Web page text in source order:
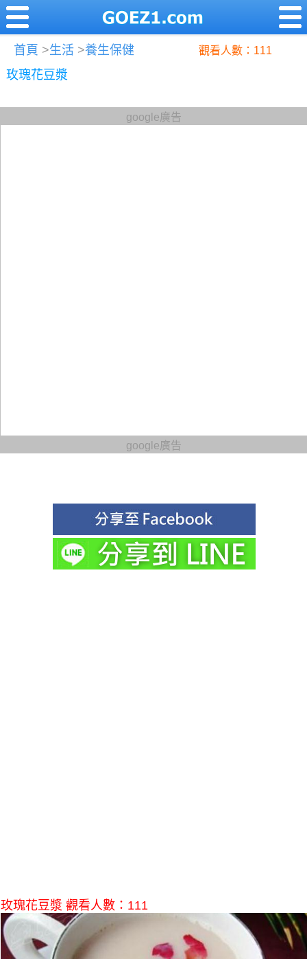
首頁 >生活 >養生保健 觀看人數：111
玫瑰花豆漿
google廣告
google廣告
玫瑰花豆漿 觀看人數：111